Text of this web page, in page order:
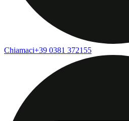
Chiamaci+39 0381 372155